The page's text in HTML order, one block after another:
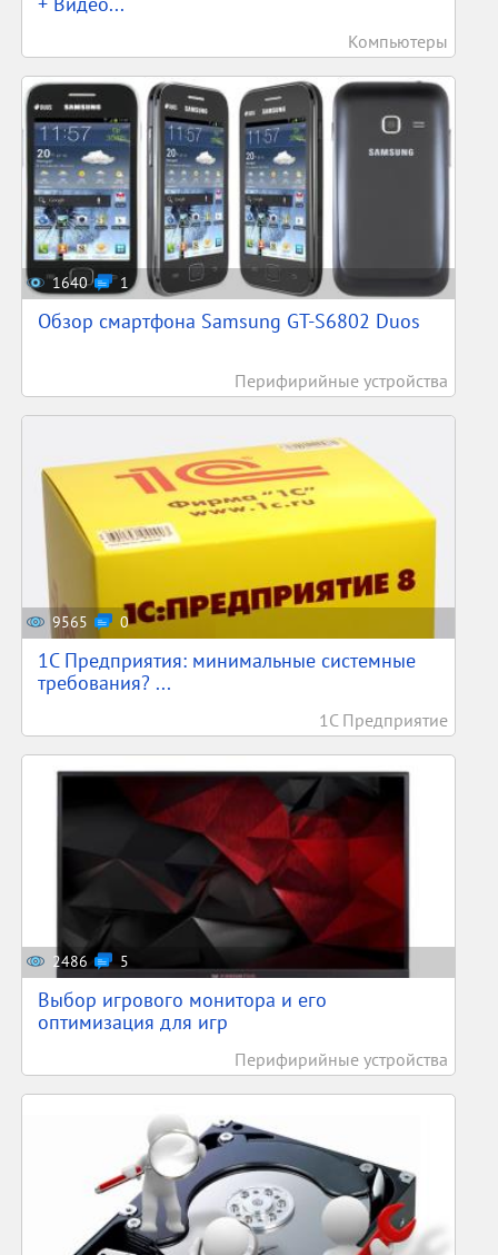
Компьютеры
1640 1
Обзор смартфона Samsung GT-S6802 Duos
Перифирийные устройства
9565 0
1С Предприятия: минимальные системные
требования? ...
1С Предприятие
2486 5
Выбор игрового монитора и его
оптимизация для игр
Перифирийные устройства